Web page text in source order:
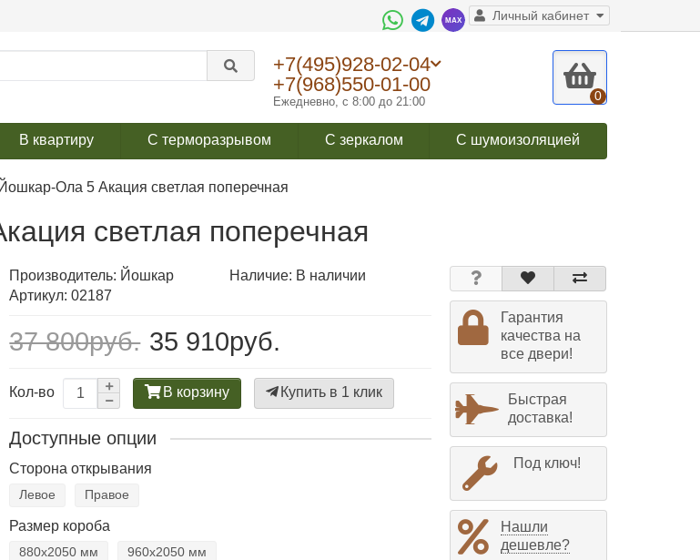
Личный кабинет
+7(495)928-02-04
+7(968)550-01-00
Ежедневно, с 8:00 до 21:00 0
В квартиру С терморазрывом С зеркалом С шумоизоляцией
Ола 5 Акация светлая поперечная
светлая поперечная
Производитель: Йошкар
Наличие: В наличии
Артикул: 02187
37 800руб. 35 910руб.
Кол-во В корзину Купить в 1 клик
Доступные опции
Сторона открывания
Левое Правое
Размер короба
880х2050 мм 960х2050 мм
Гарантия
качества на
все двери!
Быстрая
доставка!
Под ключ!
Нашли
дешевле?